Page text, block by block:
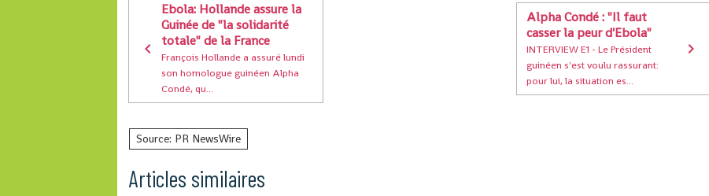
Ebola: Hollande assure la
Guinée de "la solidarité
totale" de la France
François Hollande a assuré lundi
son homologue guinéen Alpha
Condé, qu...
Alpha Condé : "Il faut
casser la peur d'Ebola"
INTERVIEW E1 - Le Président
guinéen s'est voulu rassurant:
pour lui, la situation es...
Source: PR NewsWire
Articles similaires